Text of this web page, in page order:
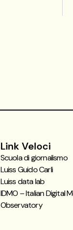
Link Veloci
Scuola di giornalismo
Luiss Guido Carli
Luiss data lab
IDMO – Italian Digital
Observatory